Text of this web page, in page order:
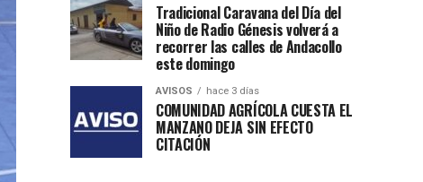
Tradicional Caravana del Día del
Niño de Radio Génesis volverá a
recorrer las calles de Andacollo
este domingo
AVISOS hace 3 días
COMUNIDAD AGRÍCOLA CUESTA EL
MANZANO DEJA SIN EFECTO
CITACIÓN